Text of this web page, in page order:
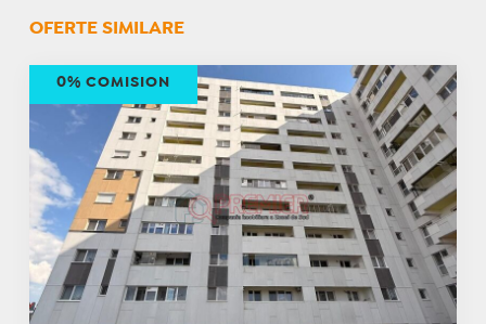
OFERTE SIMILARE
0% COMISION